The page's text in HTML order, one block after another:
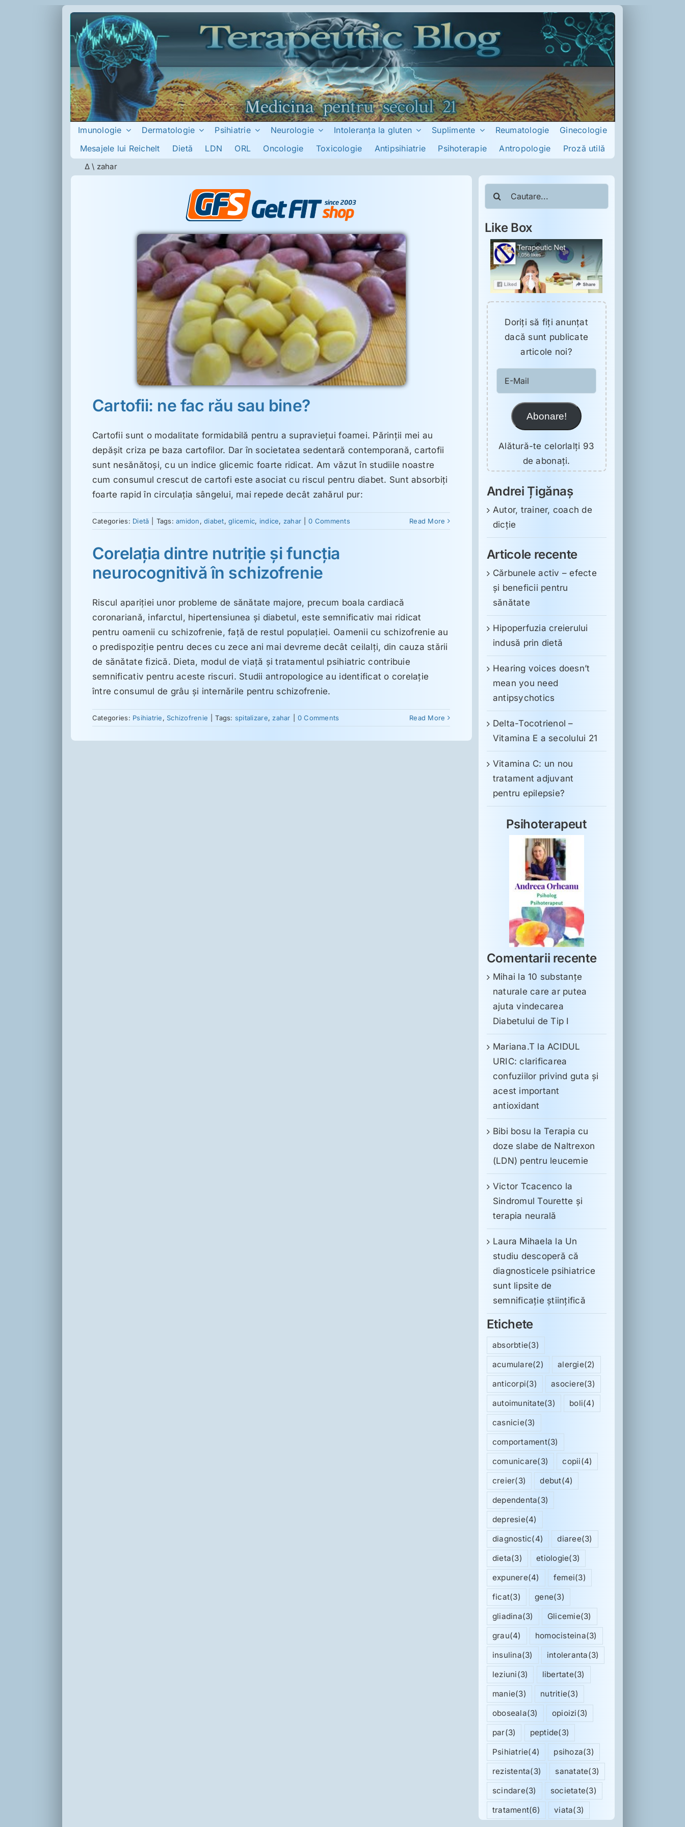
Imunologie Dermatologie Psihiatrie Neurologie Intoleranţa la gluten Suplimente Reumatologie
Ginecologie
Mesajele lui Reichelt
Dietă LDN ORL Oncologie Toxicologie Antipsihiatrie Psihoterapie Antropologie Proză utilă
Δ \ zahar
Cartofii: ne fac rău sau bine?
Cartofii sunt o modalitate formidabilă pentru a supravieţui foamei. Părinţii mei au
depăşit criza pe baza cartofilor. Dar în societatea sedentară contemporană, cartofii
sunt nesănătoşi, cu un indice glicemic foarte ridicat. Am văzut în studiile noastre
cum consumul crescut de cartofi este asociat cu riscul pentru diabet. Sunt absorbiţi
foarte rapid în circulaţia sângelui, mai repede decât zahărul pur:
Categories: Dietă Tags:amidon,diabet,glicemic, indice, zahar 0 Comments Read More
Corelaţia dintre nutriţie şi funcţia
neurocognitivă în schizofrenie
Riscul apariţiei unor probleme de sănătate majore, precum boala cardiacă
coronariană, infarctul, hipertensiunea şi diabetul, este semnificativ mai ridicat
pentru oamenii cu schizofrenie, faţă de restul populaţiei. Oamenii cu schizofrenie au
o predispoziţie pentru deces cu zece ani mai devreme decât ceilalţi, din cauza stării
de sănătate fizică. Dieta, modul de viaţă şi tratamentul psihiatric contribuie
semnificativ pentru aceste riscuri. Studii antropologice au identificat o corelaţie
între consumul de grâu şi internările pentru schizofrenie.
Categories: Psihiatrie, Schizofrenie Tags: spitalizare, zahar 0 Comments Read More
Like Box
Doriţi să fiţi anunţat
dacă sunt publicate
articole noi?
Mail
Abonare!
Alătură-te celorlalți 93
de abonați.
Andrei Țigănaș
Autor, trainer, coach de
dicție
Articole recente
Cărbunele activ – efecte
și beneficii pentru
sănătate
Hipoperfuzia creierului
indusă prin dietă
Hearing voices doesn’t
mean you need
antipsychotics
Delta-Tocotrienol –
Vitamina E a secolului 21
Vitamina C: un nou
tratament adjuvant
pentru epilepsie?
Psihoterapeut
Comentarii recente
Mihai la10 substanţe
naturale care ar putea
ajuta vindecarea
Diabetului de Tip I
Mariana.T la ACIDUL
URIC: clarificarea
confuziilor privind guta și
acest important
antioxidant
Bibi bosu laTerapia cu
doze slabe de Naltrexon
(LDN) pentru leucemie
Victor Tcacenco la
Sindromul Tourette şi
terapia neurală
Laura Mihaela la Un
studiu descoperă că
diagnosticele psihiatrice
sunt lipsite de
semnificație științifică
Etichete
absorbtie(3)
acumulare(2) alergie(2)
anticorpi(3) asociere(3)
autoimunitate(3) boli(4)
casnicie(3)
comportament(3)
comunicare(3) copii(4)
creier(3) debut(4)
dependenta(3)
depresie(4)
diagnostic(4) diaree(3)
dieta(3) etiologie(3)
expunere(4) femei(3)
ficat(3) gene(3)
gliadina(3) Glicemie(3)
grau(4) homocisteina(3)
insulina(3) intoleranta(3)
leziuni(3) libertate(3)
manie(3) nutritie(3)
oboseala(3) opioizi(3)
par(3) peptide(3)
Psihiatrie(4) psihoza(3)
rezistenta(3) sanatate(3)
scindare(3) societate(3)
tratament(6) viata(3)